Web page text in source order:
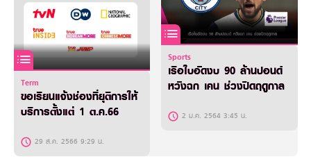
Term
ขอเรียนแจ้งช่องที่ยุติการให้
บริการตั้งแต่ 1 ต.ค.66
29 ส.ค. 2566 9:29 น.
Sports
เรือใบอัดงบ 90 ล้านปอนด์
หวังฉก เคน ช่วงปิดฤดูกาล
2 ม.ค. 2564 3:45 น.